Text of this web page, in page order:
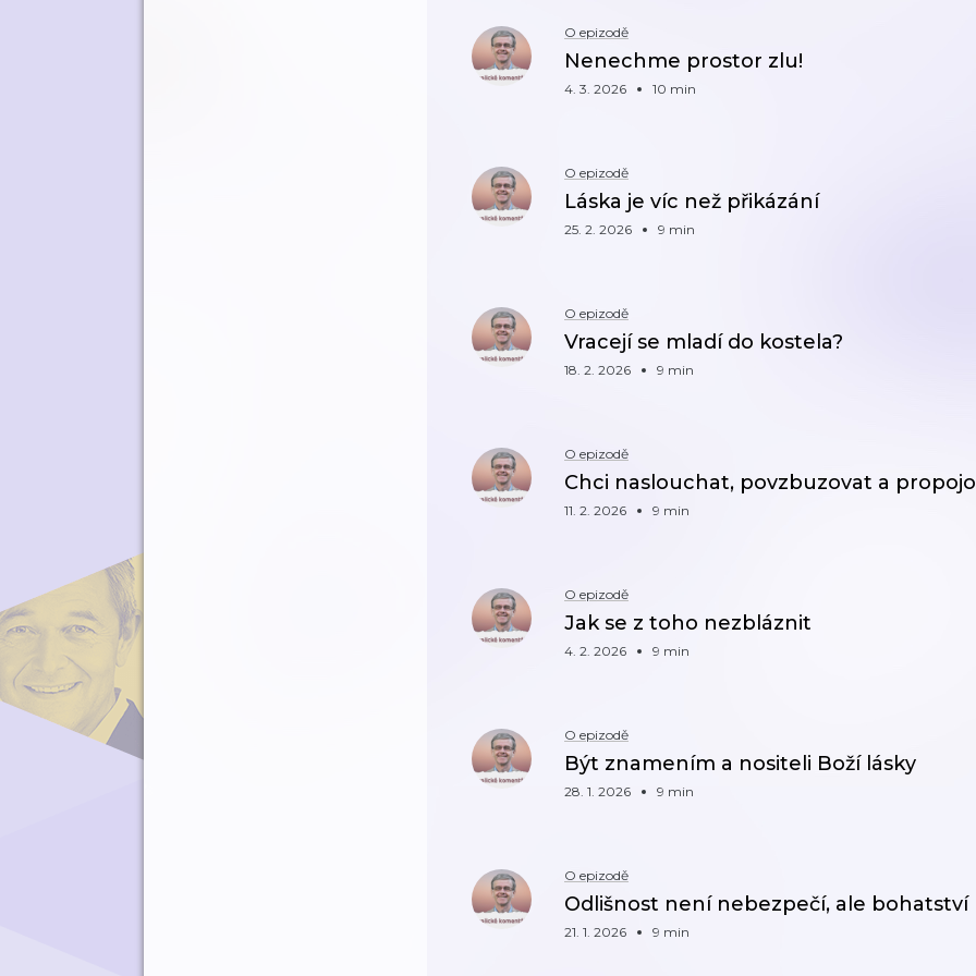
O epizodě
Nenechme prostor zlu!
4. 3. 2026 10 min
O epizodě
Láska je víc než přikázání
25. 2. 2026 9 min
O epizodě
Vracejí se mladí do kostela?
18. 2. 2026 9 min
O epizodě
Chci naslouchat, povzbuzovat a
11. 2. 2026 9 min
O epizodě
Jak se z toho nezbláznit
4. 2. 2026 9 min
O epizodě
Být znamením a nositeli Boží lásky
28. 1. 2026 9 min
O epizodě
Odlišnost není nebezpečí, ale bohatství
21. 1. 2026 9 min